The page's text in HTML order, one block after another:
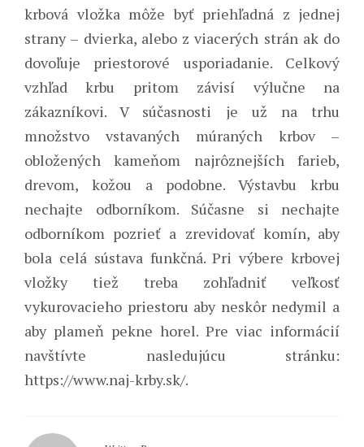
krbová vložka môže byť priehľadná z jednej
strany – dvierka, alebo z viacerých strán ak do
dovoľuje priestorové usporiadanie. Celkový
vzhľad krbu pritom závisí výlučne na
zákazníkovi. V súčasnosti je už na trhu
množstvo vstavaných múraných krbov –
obložených kameňom najrôznejších farieb,
drevom, kožou a podobne.Výstavbu krbu
nechajte odborníkom. Súčasne si nechajte
odborníkom pozrieť a zrevidovať komín, aby
bola celá sústava funkčná. Pri výbere krbovej
vložky tiež treba zohľadniť veľkosť
vykurovacieho priestoru aby neskôr nedymil a
aby plameň pekne horel. Pre viac informácií
navštívte nasledujúcu stránku:
https://www.naj-krby.sk/.